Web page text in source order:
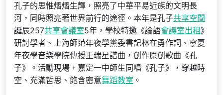
孔子的思惟熠熠生輝，照亮了中華平易近族的文明長
河，同時照亮著世界前行的途徑。本年是孔子共享空間
誕辰257共享會議室5年，學校特邀《論語會議室出租》
研討學者、上海師范年夜學黨委書記林在勇作詞、寧夏
年夜學音樂學院傳授王瑞星譜曲，創作原創歌曲《孔
子》。活動現場，嘉定一中師生同唱《孔子》，穿越時
空、充滿哲思、飽含密意舞蹈教室 。